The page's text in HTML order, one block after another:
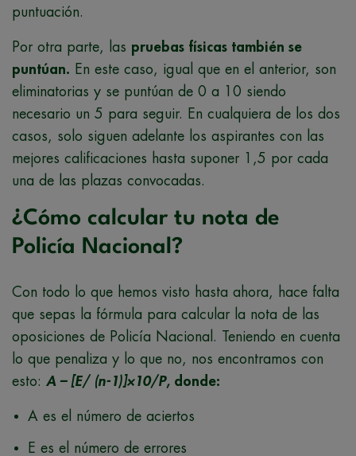
puntuación.
Por otra parte, las pruebas físicas también se
puntúan. En este caso, igual que en el anterior, son
eliminatorias y se puntúan de 0 a 10 siendo
necesario un 5 para seguir. En cualquiera de los dos
casos, solo siguen adelante los aspirantes con las
mejores calificaciones hasta suponer 1,5 por cada
una de las plazas convocadas.
¿Cómo calcular tu nota de
Policía Nacional?
Con todo lo que hemos visto hasta ahora, hace falta
que sepas la fórmula para calcular la nota de las
oposiciones de Policía Nacional. Teniendo en cuenta
lo que penaliza y lo que no, nos encontramos con
esto: A – [E/ (n-1)]×10/P, donde:
A es el número de aciertos
E es el número de errores